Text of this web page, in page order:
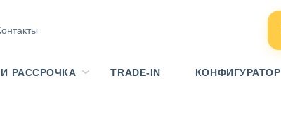
РАССРОЧКА TRADE-IN КОНФИГУРАТОР